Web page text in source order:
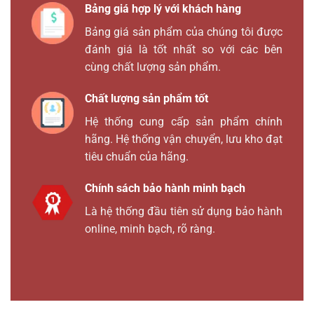
Bảng giá hợp lý với khách hàng
Bảng giá sản phẩm của chúng tôi được
đánh giá là tốt nhất so với các bên
cùng chất lượng sản phẩm.
Chất lượng sản phẩm tốt
Hệ thống cung cấp sản phẩm chính
hãng. Hệ thống vận chuyển, lưu kho đạt
tiêu chuẩn của hãng.
Chính sách bảo hành minh bạch
Là hệ thống đầu tiên sử dụng bảo hành
online, minh bạch, rõ ràng.